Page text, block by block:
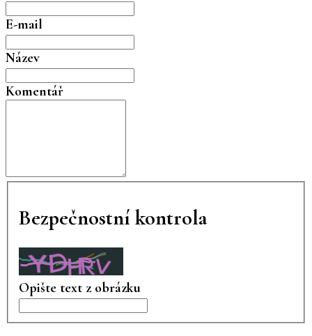
E-mail
Název
Komentář
Bezpečnostní kontrola
Opište text z obrázku